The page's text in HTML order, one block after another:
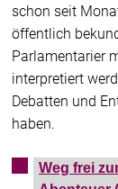
schon seit
öffentlich
Parlamentarier
interpretiert
Debatten und
haben.
Weg frei